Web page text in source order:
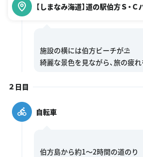
【しまなみ海道】道の駅伯方Ｓ・Ｃ
施設の横には伯方ビーチが⛱
２日目
自転車
伯方島から約1〜2時間の道のり